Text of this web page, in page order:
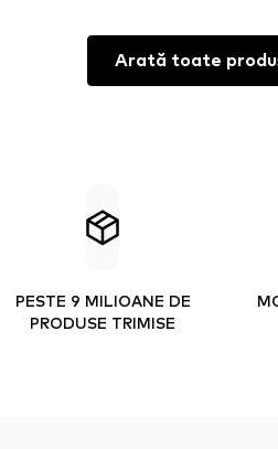
Arată toate
PESTE 9 MILIOANE DE
PRODUSE TRIMISE